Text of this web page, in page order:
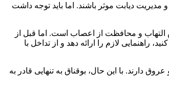
دیابت موثر باشند. اما باید توجه داشت
التهاب و محافظت از اعصاب است. اما قبل از
لازم را ارائه دهد و از تداخل با
دارند. با این حال، بوقناق به تنهایی قادر به